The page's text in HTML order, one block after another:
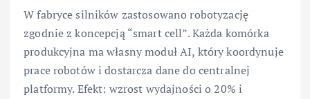
W fabryce silników zastosowano robotyzację
zgodnie z koncepcją “smart cell”. Każda komórka
produkcyjna ma własny moduł AI, który koordynuje
prace robotów i dostarcza dane do centralnej
platformy. Efekt: wzrost wydajności o 20% i